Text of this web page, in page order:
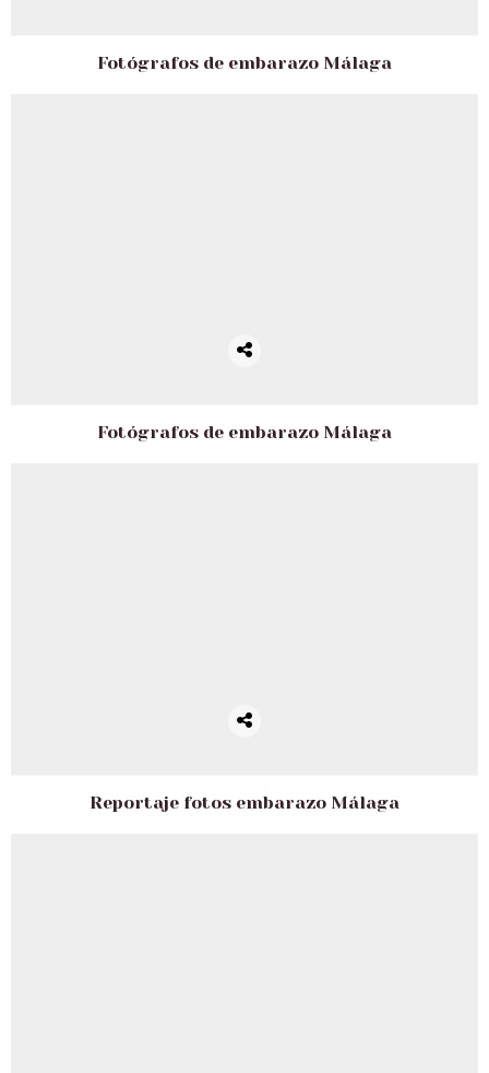
Fotógrafos de embarazo Málaga
Fotógrafos de embarazo Málaga
Reportaje fotos embarazo Málaga